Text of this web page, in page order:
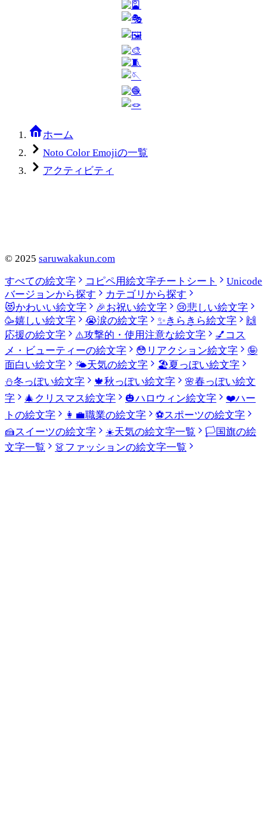
ホーム
Noto Color Emojiの一覧
アクティビティ
© 2025 saruwakakun.com
すべての絵文字
コピペ用絵文字チートシート
Unicode
バージョンから探す
カテゴリから探す
😻かわいい絵文字 🎉お祝い絵文字 😢悲しい絵文字
🥳嬉しい絵文字 😭涙の絵文字 ✨きらきら絵文字
🙌
応援の絵文字
⚠️攻撃的・使用注意な絵文字 💅 コス
メ・ビューティーの絵文字
😳 リアクション絵文字
🤪
面白い絵文字
🌤️天気の絵文字 🏖️夏っぽい絵文字
⛄冬っぽい絵文字 🍁秋っぽい絵文字 🌸春っぽい絵文
字
🎄 クリスマス絵文字 🎃ハロウィン絵文字 ❤️ハー
トの絵文字
👩‍💼職業の絵文字 ⚽スポーツの絵文字
🍰スイーツの絵文字 ☀️天気の絵文字一覧 🏳️国旗の絵
文字一覧
👗ファッションの絵文字一覧